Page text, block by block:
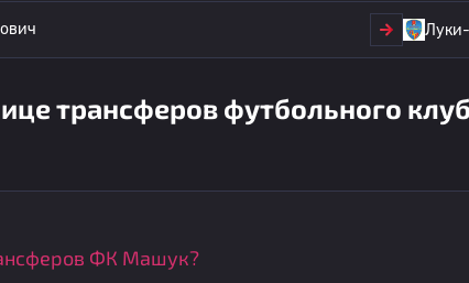
трансферов футбольного
ФК Машук?